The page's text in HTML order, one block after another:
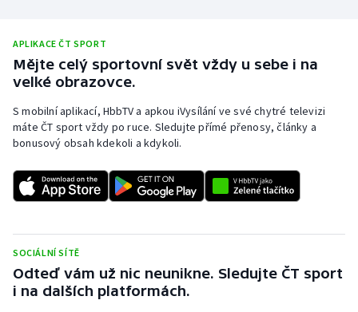
APLIKACE ČT SPORT
Mějte celý sportovní svět vždy u sebe i na
velké obrazovce.
S mobilní aplikací, HbbTV a apkou iVysílání ve své chytré televizi
máte ČT sport vždy po ruce. Sledujte přímé přenosy, články a
bonusový obsah kdekoli a kdykoli.
SOCIÁLNÍ SÍTĚ
Odteď vám už nic neunikne. Sledujte ČT sport
i na dalších platformách.